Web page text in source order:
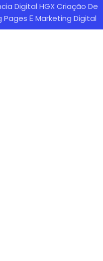
Digital HGX Criação De
Pages E Marketing Digital